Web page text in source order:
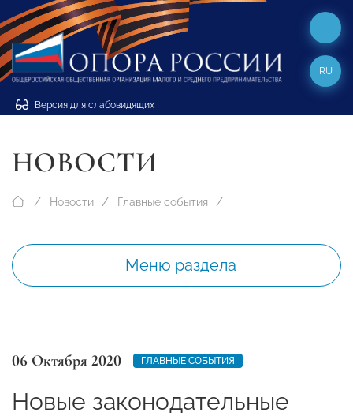
Версия для слабовидящих
RU
НОВОСТИ
Новости Главные события
Меню раздела
06 Октября 2020 ГЛАВНЫЕ СОБЫТИЯ
Новые законодательные